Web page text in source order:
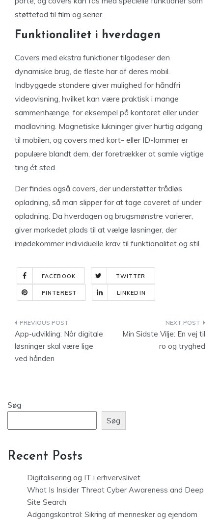
støttefod til film og serier.
Funktionalitet i hverdagen
Covers med ekstra funktioner tilgodeser den
dynamiske brug, de fleste har af deres mobil.
Indbyggede standere giver mulighed for håndfri
videovisning, hvilket kan være praktisk i mange
sammenhænge, for eksempel på kontoret eller under
madlavning. Magnetiske lukninger giver hurtig adgang
til mobilen, og covers med kort- eller ID-lommer er
populære blandt dem, der foretrækker at samle vigtige
ting ét sted.
Der findes også covers, der understøtter trådløs
opladning, så man slipper for at tage coveret af under
opladning. Da hverdagen og brugsmønstre varierer,
giver markedet plads til at vælge løsninger, der
imødekommer individuelle krav til funktionalitet og stil.
FACEBOOK TWITTER
PINTEREST LINKEDIN
Indlægsnavigation
App-udvikling: Når digitale
løsninger skal være lige
ved hånden
Min Sidste Vilje: En vej til
ro og tryghed
Søg
Søg
Recent Posts
Digitalisering og IT i erhvervslivet
What Is Insider Threat Cyber Awareness and Deep
Site Search
Adgangskontrol: Sikring af mennesker og ejendom